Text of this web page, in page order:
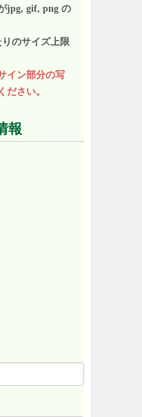
jpg, gif, png の
のサイズ上限
イン部分の写
ださい。
報